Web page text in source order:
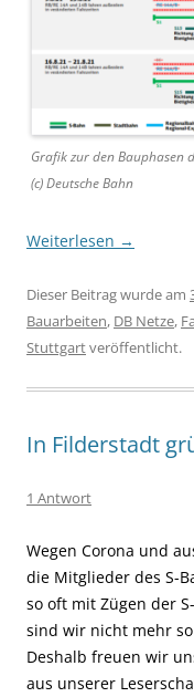
Grafik zur den Bauphasen
(c) Deutsche Bahn
Weiterlesen →
Dieser Beitrag wurde am
Bauarbeiten, DB Netze,
Stuttgartveröffentlicht.
In Filderstadt
1 Antwort
Wegen Corona und
die Mitglieder des S-
so oft mit Zügen der
sind wir nicht mehr
Deshalb freuen wir
aus unserer